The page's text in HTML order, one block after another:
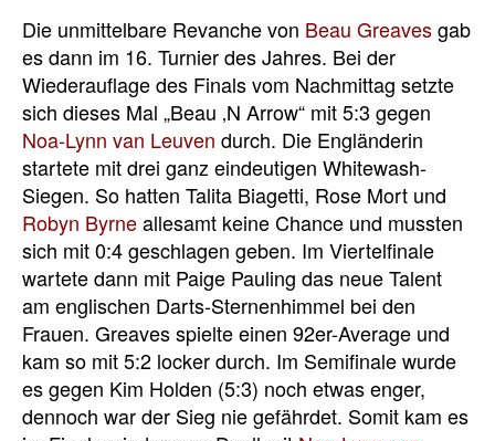
Die unmittelbare Revanche von Beau Greavesgab
es dann im 16. Turnier des Jahres. Bei der
Wiederauflage des Finals vom Nachmittag setzte
sich dieses Mal „Beau ‚N Arrow“ mit 5:3 gegen
Noa-Lynn van Leuven durch. Die Engländerin
startete mit drei ganz eindeutigen Whitewash-
Siegen. So hatten Talita Biagetti, Rose Mort und
Robyn Byrneallesamt keine Chance und mussten
sich mit 0:4 geschlagen geben. Im Viertelfinale
wartete dann mit Paige Pauling das neue Talent
am englischen Darts-Sternenhimmel bei den
Frauen. Greaves spielte einen 92er-Average und
kam so mit 5:2 locker durch. Im Semifinale wurde
es gegen Kim Holden (5:3) noch etwas enger,
dennoch war der Sieg nie gefährdet. Somit kam es